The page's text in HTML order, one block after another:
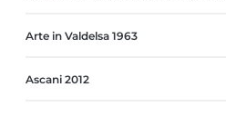
Arte in Valdelsa 1963
Ascani 2012